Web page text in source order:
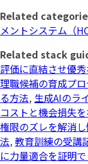
Related
メントシステム（
Related stack
評価に直結させ優
理職候補の育成プ
る方法, 生成AIのラ
コストと機会損失
権限のズレを解消
法, 教育訓練の受講
に力量適合を証明